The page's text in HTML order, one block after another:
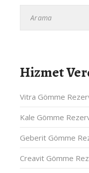
Hizmet
Vitra Gömme
Kale Gömme
Geberit Gömme
Creavit Gömme